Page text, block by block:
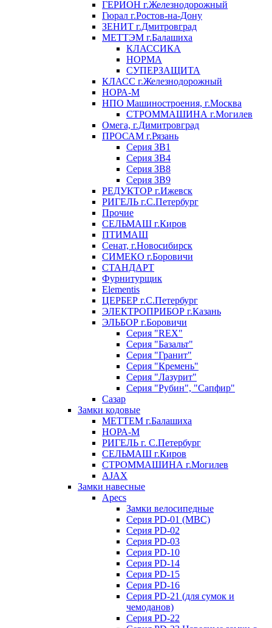
ГЕРИОН г.Железнодорожный
Гюрал г.Ростов-на-Дону
ЗЕНИТ г.Дмитровград
МЕТТЭМ г.Балашиха
КЛАССИКА
НОРМА
СУПЕРЗАЩИТА
КЛАСС г.Железнодорожный
НОРА-М
НПО Машиностроения, г.Москва
СТРОММАШИНА г.Могилев
Омега, г.Димитровград
ПРОСАМ г.Рязань
Серия ЗВ1
Серия ЗВ4
Серия ЗВ8
Серия ЗВ9
РЕДУКТОР г.Ижевск
РИГЕЛЬ г.С.Петербург
Прочие
СЕЛЬМАШ г.Киров
ПТИМАШ
Сенат, г.Новосибирск
СИМЕКО г.Боровичи
СТАНДАРТ
Фурнитурщик
Elementis
ЦЕРБЕР г.С.Петербург
ЭЛЕКТРОПРИБОР г.Казань
ЭЛЬБОР г.Боровичи
Серия "REX"
Серия "Базальт"
Серия "Гранит"
Серия "Кремень"
Серия "Лазурит"
Серия "Рубин", "Сапфир"
Сазар
Замки кодовые
МЕТТЕМ г.Балашиха
НОРА-М
РИГЕЛЬ г. С.Петербург
СЕЛЬМАШ г.Киров
СТРОММАШИНА г.Могилев
AJAX
Замки навесные
Apecs
Замки велосипедные
Серия PD-01 (МВС)
Серия PD-02
Серия PD-03
Серия PD-10
Серия PD-14
Серия PD-15
Серия PD-16
Серия PD-21 (для сумок и
чемоданов)
Серия PD-22